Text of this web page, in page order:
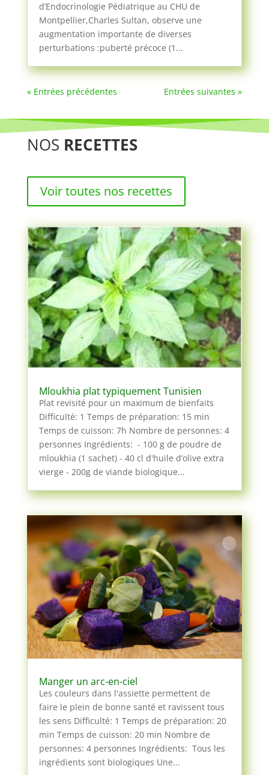
d’Endocrinologie Pédiatrique au CHU de
Montpellier,Charles Sultan, observe une
augmentation importante de diverses
perturbations :puberté précoce (1...
« Entrées précédentes Entrées suivantes »
NOS RECETTES
Voir toutes nos recettes
Mloukhia plat typiquement Tunisien
Plat revisité pour un maximum de bienfaits
Difficulté: 1 Temps de préparation: 15 min
Temps de cuisson: 7h Nombre de personnes: 4
personnes Ingrédients: - 100 g de poudre de
mloukhia (1 sachet) - 40 cl d'huile d’olive extra
vierge - 200g de viande biologique...
Manger un arc-en-ciel
Les couleurs dans l'assiette permettent de
faire le plein de bonne santé et ravissent tous
les sens Difficulté: 1 Temps de préparation: 20
min Temps de cuisson: 20 min Nombre de
personnes: 4 personnes Ingrédients: Tous les
ingrédients sont biologiques Une...